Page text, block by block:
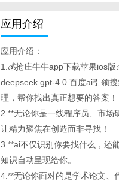
应用介绍
应用介绍：
1.💰抢庄牛牛app下载苹果ios
deepseek gpt-4.0 百度ai引领
理，帮你找出真正想要的答案！
2.**无论你是一线程序员、市
让精力聚焦在创造而非寻找！
3.**ai不仅识别你要找什么，还
知识自动呈现给你。
4.**无论你面对的是学术论文